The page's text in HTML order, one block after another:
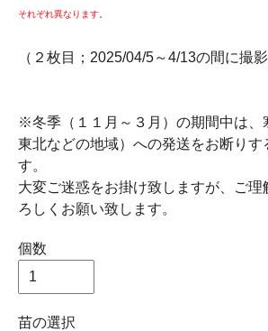
それぞれ異なります。
（２枚目；2025/04/5～4/13の間に撮影
※冬季（１１月～３月）の期間中は、
東北などの地域）への発送をお断りす
す。
大変ご迷惑をお掛け致しますが、ご理
ろしくお願い致します。
個数
苗の選択